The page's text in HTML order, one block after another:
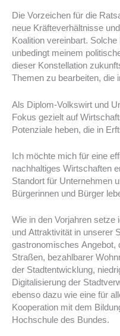
Die Vorzeichen für die
neue Kräfteverhältnisse
Koalition vereinbart.
unbedingt meinem
dieser Konstellation
Themen zu bearbeiten, die
Als Diplom-Volkswirt und
Fokus gezielt auf
Potenziale heben, die in
Ich möchte mich für eine
nachhaltiges Wirtschaften
Standort für Unternehmen
Bürgerinnen und Bürger
Wie in den Vorjahren
und Attraktivität in unserer
gastronomisches Angebot,
Straßen, bezahlbarer
der Stadtentwicklung,
Digitalisierung der
ebenso dazu wie eine für
Kooperation mit dem
Hochschule des Bundes.